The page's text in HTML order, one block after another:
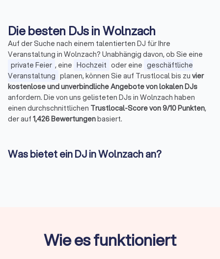
er ist
Die besten DJs in Wolnzach
Auf der Suche nach einem talentierten DJ für Ihre
Veranstaltung in Wolnzach? Unabhängig davon, ob Sie eine
private Feier , eine Hochzeit oder eine geschäftliche
Veranstaltung planen, können Sie auf Trustlocal bis zu vier
kostenlose und unverbindliche Angebote von lokalen DJs
anfordern. Die von uns gelisteten DJs in Wolnzach haben
einen durchschnittlichen Trustlocal-Score von 9/10 Punkten,
der auf 1,426 Bewertungenbasiert.
Was bietet ein DJ in Wolnzach an?
Wie es funktioniert